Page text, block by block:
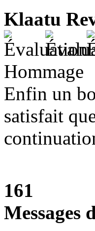
Klaatu
Hommage
Enfin un
satisfait
161
Messages